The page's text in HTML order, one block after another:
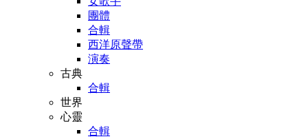
團體
合輯
西洋原聲帶
演奏
古典
合輯
世界
心靈
合輯